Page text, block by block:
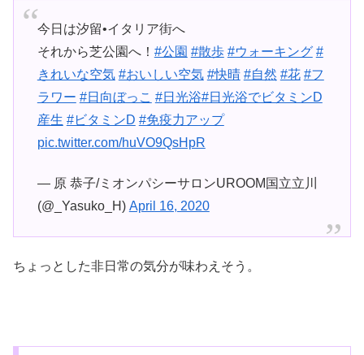
今日は汐留•イタリア街へ
それから芝公園へ！ #公園 #散歩 #ウォーキング #
きれいな空気 #おいしい空気 #快晴 #自然 #花 #フ
ラワー #日向ぼっこ #日光浴#日光浴でビタミンD
産生 #ビタミンD #免疫力アップ
pic.twitter.com/huVO9QsHpR
— 原 恭子/ミオンパシーサロンUROOM国立立川
(@_Yasuko_H) April 16, 2020
ちょっとした非日常の気分が味わえそう。